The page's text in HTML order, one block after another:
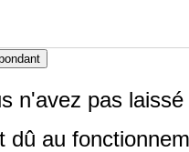
n'avez pas
dû au